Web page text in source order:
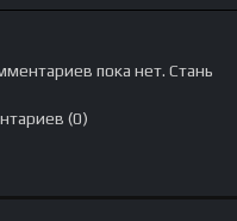
пока нет. Стань
(0)